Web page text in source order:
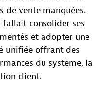
de vente manquées.
fallait consolider ses
et adopter une
unifiée offrant des
du système, la
client.